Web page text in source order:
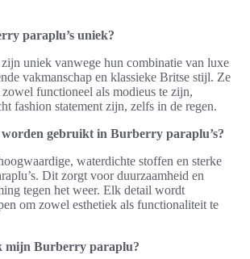
paraplu’s uniek?
uniek vanwege hun combinatie van luxe
vakmanschap en klassieke Britse stijl. Ze
functioneel als modieus te zijn,
fashion statement zijn, zelfs in de regen.
gebruikt in Burberry paraplu’s?
waterdichte stoffen en sterke
Dit zorgt voor duurzaamheid en
tegen het weer. Elk detail wordt
om zowel esthetiek als functionaliteit te
mijn Burberry paraplu?